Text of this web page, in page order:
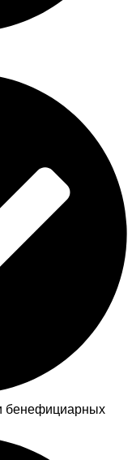
бенефициарных